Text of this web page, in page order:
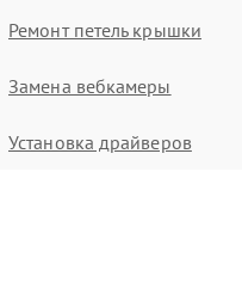
Ремонт петель крышки
Замена вебкамеры
Установка драйверов